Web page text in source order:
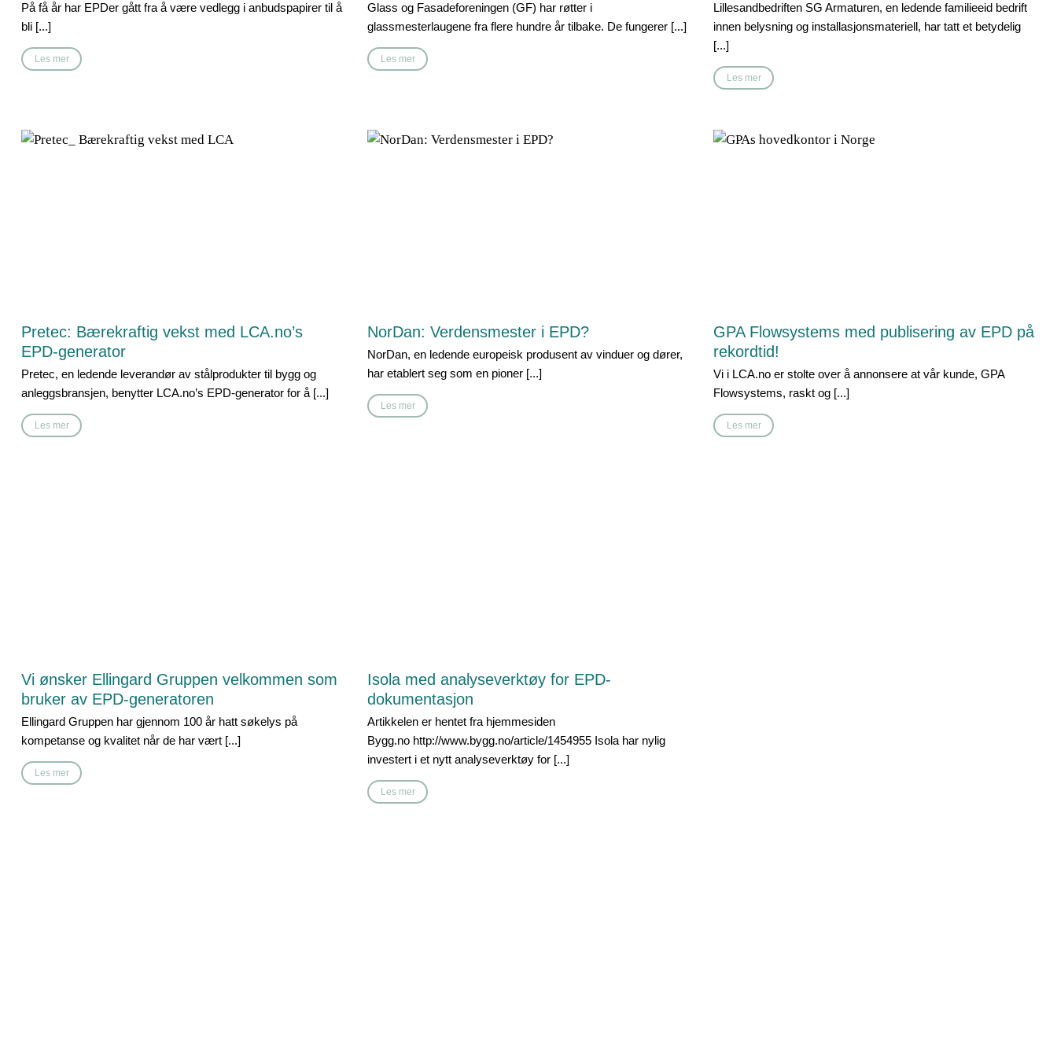
På få år har EPDer gått fra å være vedlegg i anbudspapirer til å
bli [...]
Les mer
Glass og Fasadeforeningen (GF) har røtter i
glassmesterlaugene fra flere hundre år tilbake. De fungerer [...]
Les mer
Lillesandbedriften SG Armaturen, en ledende familieeid bedrift
innen belysning og installasjonsmateriell, har tatt et betydelig
[...]
Les mer
Pretec: Bærekraftig vekst med LCA.no’s
EPD-generator
Pretec, en ledende leverandør av stålprodukter til bygg og
anleggsbransjen, benytter LCA.no’s EPD-generator for å [...]
Les mer
NorDan: Verdensmester i EPD?
NorDan, en ledende europeisk produsent av vinduer og dører,
har etablert seg som en pioner [...]
Les mer
GPA Flowsystems med publisering av EPD på
rekordtid!
Vi i LCA.no er stolte over å annonsere at vår kunde, GPA
Flowsystems, raskt og [...]
Les mer
Vi ønsker Ellingard Gruppen velkommen som
bruker av EPD-generatoren
Ellingard Gruppen har gjennom 100 år hatt søkelys på
kompetanse og kvalitet når de har vært [...]
Les mer
Isola med analyseverktøy for EPD-
dokumentasjon
Artikkelen er hentet fra hjemmesiden
Bygg.no http://www.bygg.no/article/1454955 Isola har nylig
investert i et nytt analyseverktøy for [...]
Les mer